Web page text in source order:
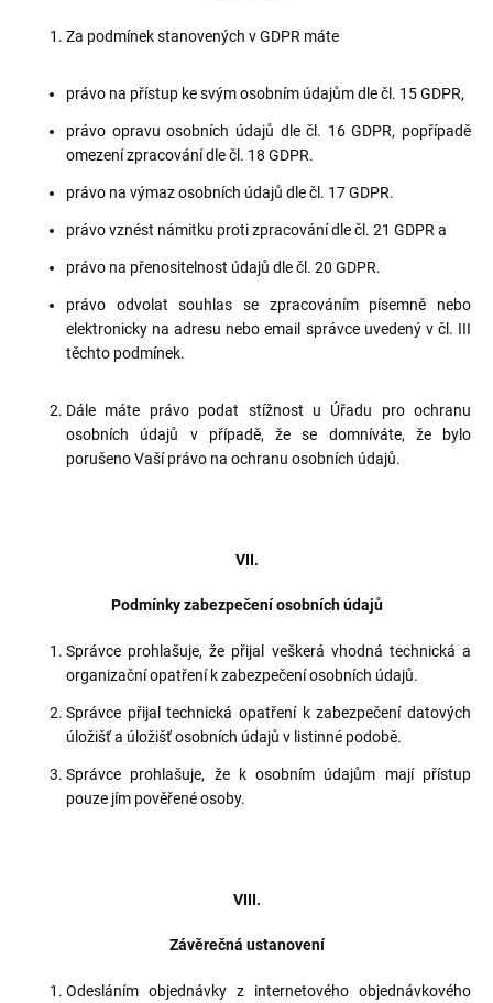
Za podmínek stanovených v GDPR máte
právo na přístup ke svým osobním údajům dle čl. 15 GDPR,
právo opravu osobních údajů dle čl. 16 GDPR, popřípadě
omezení zpracování dle čl. 18 GDPR.
právo na výmaz osobních údajů dle čl. 17 GDPR.
právo vznést námitku proti zpracování dle čl. 21 GDPR a
právo na přenositelnost údajů dle čl. 20 GDPR.
právo odvolat souhlas se zpracováním písemně nebo
elektronicky na adresu nebo email správce uvedený v čl. III
těchto podmínek.
Dále máte právo podat stížnost u Úřadu pro ochranu
osobních údajů v případě, že se domníváte, že bylo
porušeno Vaší právo na ochranu osobních údajů.
VII.
Podmínky zabezpečení osobních údajů
Správce prohlašuje, že přijal veškerá vhodná technická a
organizační opatření k zabezpečení osobních údajů.
Správce přijal technická opatření k zabezpečení datových
úložišť a úložišť osobních údajů v listinné podobě.
Správce prohlašuje, že k osobním údajům mají přístup
pouze jím pověřené osoby.
VIII.
Závěrečná ustanovení
Odesláním objednávky z internetového objednávkového